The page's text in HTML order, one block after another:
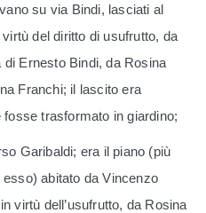
su via Bindi, lasciati al
del diritto di usufrutto, da
Ernesto Bindi, da Rosina
Franchi; il lascito era
trasformato in giardino;
Garibaldi; era il piano (più
abitato da Vincenzo
virtù dell’usufrutto, da Rosina